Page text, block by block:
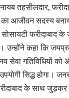
तहसीलदार,
आजीवन सदस्य
फरीदाबाद
उन्होंने कहा कि
सेवा गतिविधियों
सिद्ध होगा।
के साथ जुड़कर